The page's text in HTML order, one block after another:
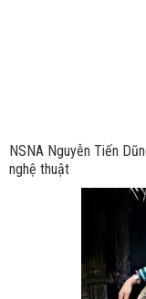
NSNA Nguyễn Tiến
nghệ thuật